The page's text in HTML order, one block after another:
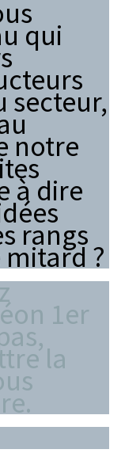
qui
secteur,
notre
à dire
rangs
?
1er
la